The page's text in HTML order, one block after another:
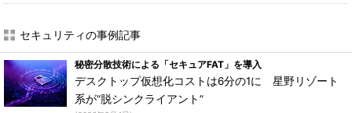
セキュリティの事例記事
秘密分散技術による「セキュアFAT」を導入
デスクトップ仮想化コストは6分の1に 星野リゾート
系が“脱シンクライアント”